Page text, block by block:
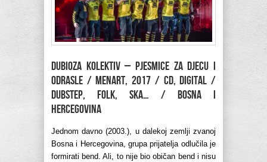
DUBIOZA KOLEKTIV – Pjesmice za djecu i
odrasle / Menart, 2017 / CD, digital /
dubstep, folk, ska… / Bosna i
Hercegovina
Jednom davno (2003.), u dalekoj zemlji zvanoj
Bosna i Hercegovina, grupa prijatelja odlučila je
formirati bend. Ali, to nije bio običan bend i nisu